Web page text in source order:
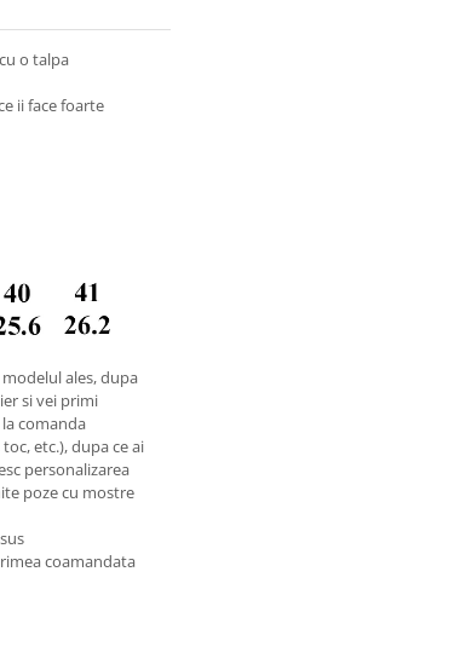
o talpa
ii face foarte
ales, dupa
si vei primi
comanda
etc.), dupa ce ai
personalizarea
poze cu mostre
coamandata